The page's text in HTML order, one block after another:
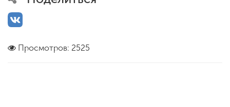
Просмотров: 2525